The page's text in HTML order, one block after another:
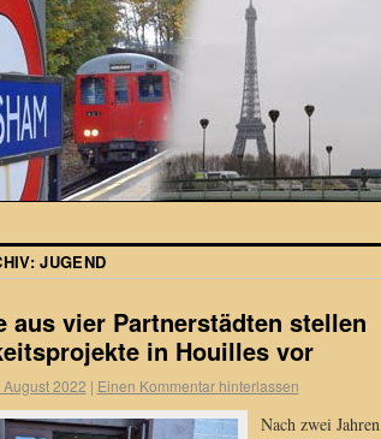
JUGEND
aus vier Partnerstädten stellen
in Houilles vor
August 2022 | Einen Kommentar hinterlassen
Nach zwei Jahren